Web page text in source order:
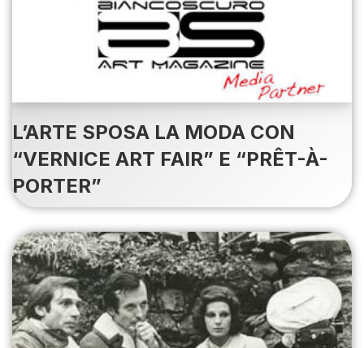
L’ARTE SPOSA LA MODA CON
“VERNICE ART FAIR” E “PRÊT-À-
PORTER”